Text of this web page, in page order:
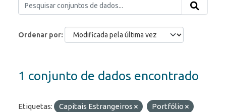
Ordenar por
1 conjunto de dados encontrado
Etiquetas: Capitais Estrangeiros
Portfólio